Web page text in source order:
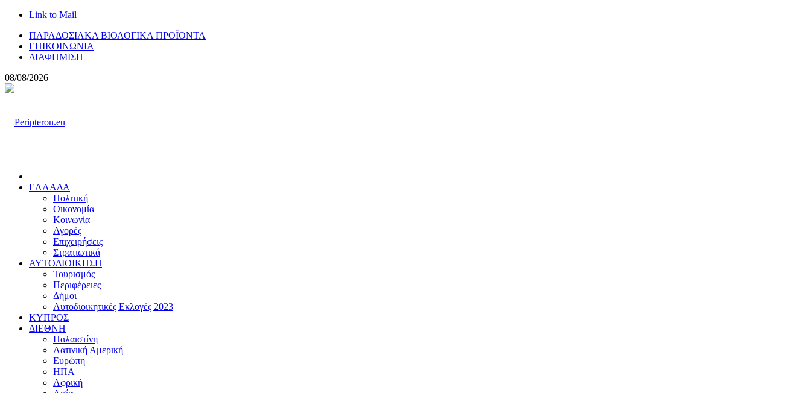
Link to Mail
ΠΑΡΑΔΟΣΙΑΚΑ ΒΙΟΛΟΓΙΚΑ ΠΡΟΪΟΝΤΑ
ΕΠΙΚΟΙΝΩΝΙΑ
ΔΙΑΦΗΜΙΣΗ
08/08/2026
ΕΛΛΑΔΑ
Πολιτική
Οικονομία
Κοινωνία
Αγορές
Επιχειρήσεις
Στρατιωτικά
ΑΥΤΟΔΙΟΙΚΗΣΗ
Τουρισμός
Περιφέρειες
Δήμοι
Αυτοδιοικητικές Εκλογές 2023
ΚΥΠΡΟΣ
ΔΙΕΘΝΗ
Παλαιστίνη
Λατινική Αμερική
Ευρώπη
ΗΠΑ
Αφρική